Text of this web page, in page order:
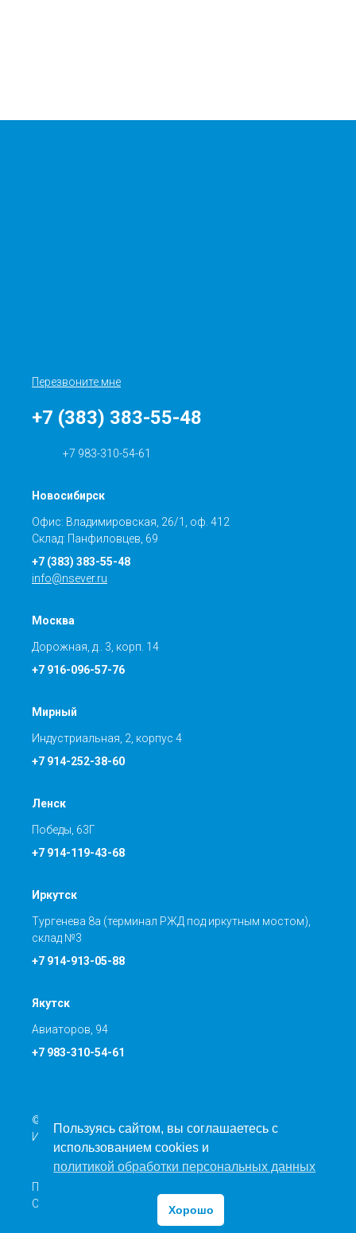
Перезвоните мне
+7 (383) 383-55-48
+7 983-310-54-61
Новосибирск
Офис: Владимировская, 26/1, оф. 412
Склад: Панфиловцев, 69
+7 (383) 383-55-48
info@nsever.ru
Москва
Дорожная, д.. 3, корп. 14
+7 916-096-57-76
Мирный
Индустриальная, 2, корпус 4
+7 914-252-38-60
Ленск
Победы, 63Г
+7 914-119-43-68
Иркутск
Тургенева 8а (терминал РЖД под иркутным мостом),
склад №3
+7 914-913-05-88
Якутск
Авиаторов, 94
+7 983-310-54-61
© Транспортная компания ООО «Направление Север»
ИНН: 5401366844 КПП: 540201001
Политика обработки персональных данных
Согласие на обработку персональных данных
Пользуясь сайтом, вы соглашаетесь с
использованием cookies и
политикой обработки персональных данных
Хорошо